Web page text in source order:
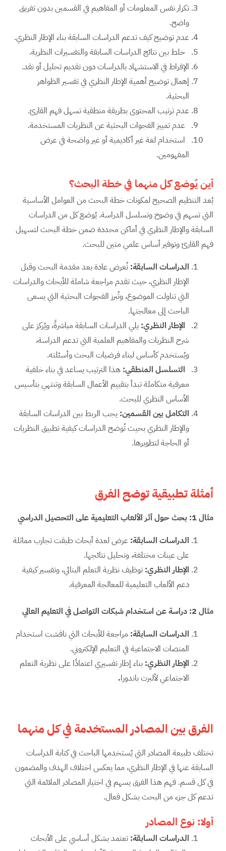
تكرار نفس المعلومات أو المفاهيم في القسمين بدون تفريق
واضح.
عدم توضيح كيف تدعم الدراسات السابقة بناء الإطار النظري.
خلط بين نتائج الدراسات السابقة والتفسيرات النظرية.
الإفراط في الاستشهاد بالدراسات دون تقديم تحليل أو نقد.
إهمال توضيح أهمية الإطار النظري في تفسير الظواهر
البحثية.
عدم ترتيب المحتوى بطريقة منطقية تسهل فهم القارئ.
عدم تمييز الفجوات البحثية عن النظريات المستخدمة.
استخدام لغة غير أكاديمية أو غير واضحة في عرض
المفهومين.
أين يُوضع كل منهما في خطة البحث؟
يُعد التنظيم الصحيح لمكونات خطة البحث من العوامل الأساسية
التي تسهم في وضوح وتسلسل الدراسة. يُوضع كل من الدراسات
السابقة والإطار النظري في أماكن محددة ضمن خطة البحث لتسهيل
فهم القارئ وتوفير أساس علمي متين للبحث.
الدراسات السابقة: تُعرض عادة بعد مقدمة البحث وقبل
الإطار النظري، حيث تقدم مراجعة شاملة للأبحاث والدراسات
التي تناولت الموضوع، وتُبرز الفجوات البحثية التي يسعى
الباحث إلى معالجتها.
الإطار النظري: يلي الدراسات السابقة مباشرةً، ويُركز على
شرح النظريات والمفاهيم العلمية التي تدعم الدراسة،
ويُستخدم كأساس لبناء فرضيات البحث وأسئلته.
التسلسل المنطقي: هذا الترتيب يساعد في بناء خلفية
معرفية متكاملة تبدأ بتقييم الأعمال السابقة وتنتهي بتأسيس
الأساس النظري للبحث.
التكامل بين القسمين: يجب الربط بين الدراسات السابقة
والإطار النظري بحيث تُوضح الدراسات كيفية تطبيق النظريات
أو الحاجة لتطويرها.
أمثلة تطبيقية توضح الفرق
مثال 1: بحث حول أثر الألعاب التعليمية على التحصيل الدراسي
الدراسات السابقة: عرض لعدة أبحاث طبقت تجارب مماثلة
على عينات مختلفة، وتحليل نتائجها.
الإطار النظري: توظيف نظرية التعلم البنائي، وتفسير كيفية
دعم الألعاب التعليمية للمعالجة المعرفية.
مثال 2: دراسة عن استخدام شبكات التواصل في التعليم العالي
الدراسات السابقة: مراجعة للأبحاث التي ناقشت استخدام
المنصات الاجتماعية في التعليم الإلكتروني.
الإطار النظري: بناء إطار تفسيري اعتمادًا على نظرية التعلم
الاجتماعي لألبرت باندورا.
الفرق بين المصادر المستخدمة في كل منهما
تختلف طبيعة المصادر التي يُستخدمها الباحث في كتابة الدراسات
السابقة عنها في الإطار النظري، مما يعكس اختلاف الهدف والمضمون
في كل قسم. فهم هذا الفرق يسهم في اختيار المصادر الملائمة التي
تدعم كل جزء من البحث بشكل فعال.
أولا: نوع المصادر
الدراسات السابقة: تعتمد بشكل أساسي على الأبحاث